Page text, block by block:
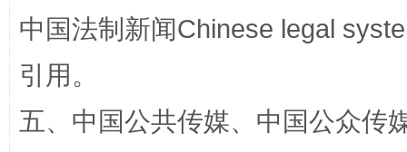
中国法制新闻Chinese legal
引用。
五、中国公共传媒、中国公众传